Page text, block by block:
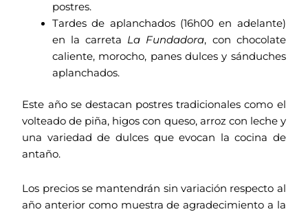
postres.
Tardes de aplanchados (16h00 en adelante)
en la carreta La Fundadora, con chocolate
caliente, morocho, panes dulces y sánduches
aplanchados.
Este año se destacan postres tradicionales como el
volteado de piña, higos con queso, arroz con leche y
una variedad de dulces que evocan la cocina de
antaño.
Los precios se mantendrán sin variación respecto al
año anterior como muestra de agradecimiento a la